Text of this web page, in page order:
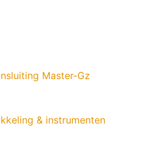
Master-Gz
& instrumenten